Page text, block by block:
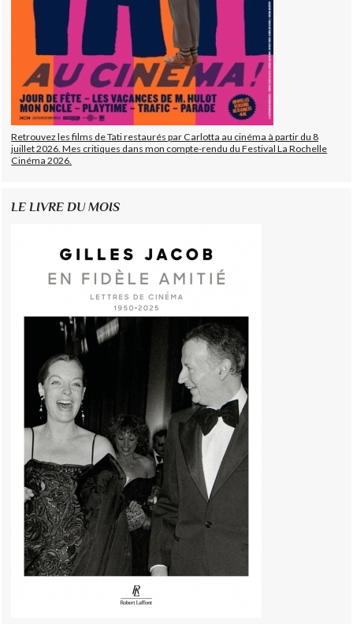
Retrouvez les films de Tati restaurés par Carlotta au cinéma à partir du 8
juillet 2026. Mes critiques dans mon compte-rendu du Festival La Rochelle
Cinéma 2026.
LE LIVRE DU MOIS